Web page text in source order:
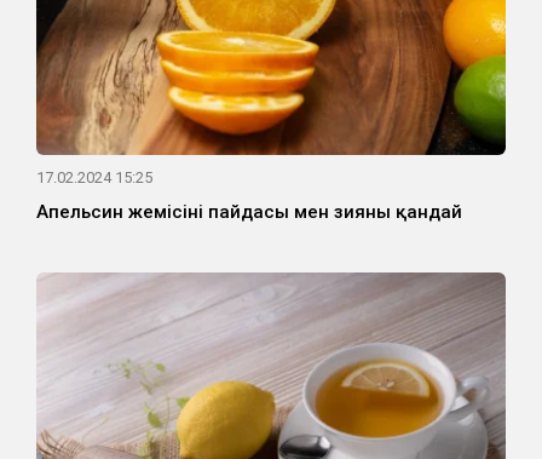
17.02.2024 15:25
Апельсин жемісінің пайдасы мен зияны қандай